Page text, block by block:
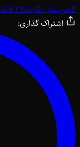
#خوزستان#ایذه24 #
اشتراک گذاری: